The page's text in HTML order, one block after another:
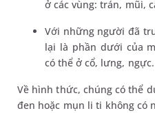
ở các vùng: trán, mũi,
Với những người đã
lại là phần dưới của
có thể ở cổ, lưng, ngực.
Về hình thức, chúng có thể
đen hoặc mụn li ti không có